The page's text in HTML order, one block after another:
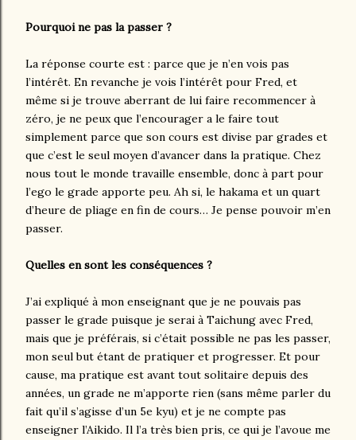
Pourquoi ne pas la passer ?
La réponse courte est : parce que je n’en vois pas
l’intérêt. En revanche je vois l’intérêt pour Fred, et
même si je trouve aberrant de lui faire recommencer à
zéro, je ne peux que l’encourager a le faire tout
simplement parce que son cours est divise par grades et
que c’est le seul moyen d’avancer dans la pratique. Chez
nous tout le monde travaille ensemble, donc à part pour
l’ego le grade apporte peu. Ah si, le hakama et un quart
d’heure de pliage en fin de cours… Je pense pouvoir m’en
passer.
Quelles en sont les conséquences ?
J’ai expliqué à mon enseignant que je ne pouvais pas
passer le grade puisque je serai à Taichung avec Fred,
mais que je préférais, si c’était possible ne pas les passer,
mon seul but étant de pratiquer et progresser. Et pour
cause, ma pratique est avant tout solitaire depuis des
années, un grade ne m’apporte rien (sans même parler du
fait qu’il s’agisse d’un 5e kyu) et je ne compte pas
enseigner l’Aikido. Il l’a très bien pris, ce qui je l’avoue me